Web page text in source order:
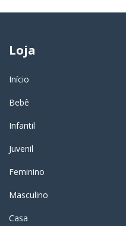
Loja
Início
Bebê
Infantil
Juvenil
Feminino
Masculino
Casa